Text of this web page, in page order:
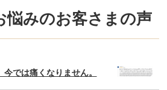
悩みのお客さまの声
では痛くなりません。